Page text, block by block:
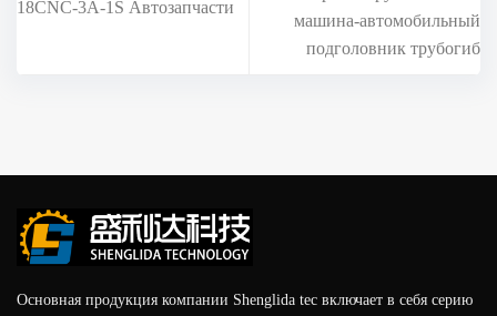
18CNC-3A-1S Автозапчасти
машина-автомобильный
подголовник трубогиб
Основная продукция компании Shenglida tec включает в себя серию